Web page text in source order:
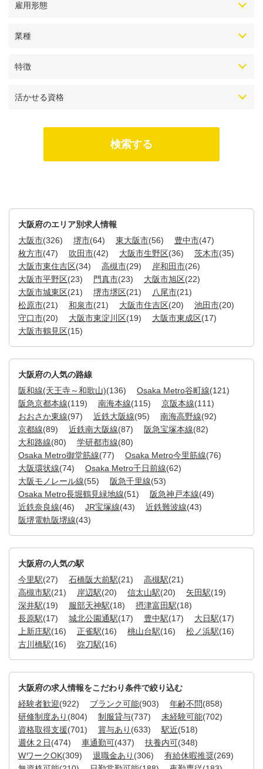
雇用形態
業種
特徴
活かせる資格
大阪府のエリア別求人情報
大阪市(326) 堺市(64) 東大阪市(56) 豊中市(47)
枚方市(47) 吹田市(42) 大阪市生野区(36) 茨木市(35)
大阪市東住吉区(34) 高槻市(29) 岸和田市(26)
大阪市平野区(23) 門真市(23) 大阪市旭区(22)
大阪市城東区(21) 堺市堺区(21) 八尾市(21)
松原市(21) 和泉市(21) 大阪市住吉区(20) 池田市(20)
守口市(20) 大阪市東淀川区(19) 大阪市東成区(17)
大阪市鶴見区(15)
大阪府の人気の路線
阪和線(天王寺～和歌山)(136) Osaka Metro谷町線(121)
阪急京都本線(119) 南海本線(115) 京阪本線(111)
おおさか東線(97) 近鉄大阪線(95) 南海高野線(92)
京都線(89) 近鉄南大阪線(87) 阪急宝塚本線(82)
大和路線(80) 学研都市線(80)
Osaka Metro御堂筋線(77) Osaka Metro今里筋線(76)
大阪環状線(74) Osaka Metro千日前線(62)
大阪モノレール線(55) 阪急千里線(53)
Osaka Metro長堀鶴見緑地線(51) 阪急神戸本線(49)
近鉄奈良線(46) JR宝塚線(43) 近鉄難波線(43)
阪堺電軌阪堺線(43)
大阪府の人気の駅
今里駅(27) 石橋阪大前駅(21) 高槻駅(21)
高槻市駅(21) 岸辺駅(20) 信太山駅(20) 矢田駅(19)
深井駅(19) 服部天神駅(18) 摂津富田駅(18)
長原駅(17) 城北公園通駅(17) 豊中駅(17) 大日駅(17)
上新庄駅(16) 正雀駅(16) 桃山台駅(16) 松ノ浜駅(16)
古川橋駅(16) 弥刀駅(16)
大阪府の求人情報をこだわり条件で絞り込む
経験者歓迎(922) ブランク可能(903) 年齢不問(858)
研修制度あり (804) 制服貸与(737) 未経験可能(702)
資格取得支援(701) 賞与あり (633) 駅近(518)
週休２日(474) 車通勤可(437) 扶養内可(348)
WワークOK(309) 退職金あり (306) 有給休暇推奨(269)